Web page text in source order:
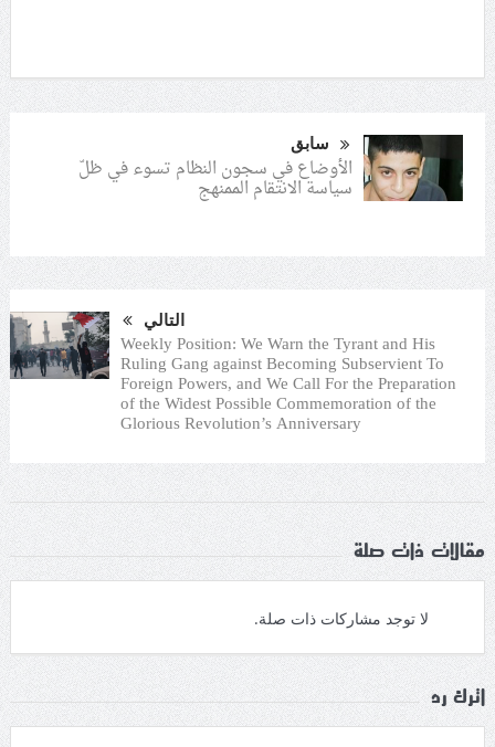
سابق
الأوضاع في سجون النظام تسوء في ظلّ
سياسة الانتقام الممنهج
التالي
Weekly Position: We Warn the Tyrant and His
Ruling Gang against Becoming Subservient To
Foreign Powers, and We Call For the Preparation
of the Widest Possible Commemoration of the
Glorious Revolution’s Anniversary
مقالات ذات صلة
لا توجد مشاركات ذات صلة.
اترك رد